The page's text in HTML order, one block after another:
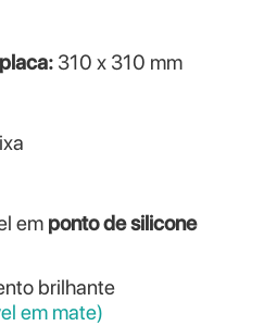
310 x 310 mm
em ponto de silicone
brilhante
em mate)